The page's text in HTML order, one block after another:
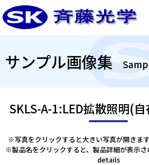
サンプル画像集
SKLS-A-1:LED拡散照明(
※写真をクリックすると大きい写真が開きま
※製品名をクリックすると、製品詳細が表示
details